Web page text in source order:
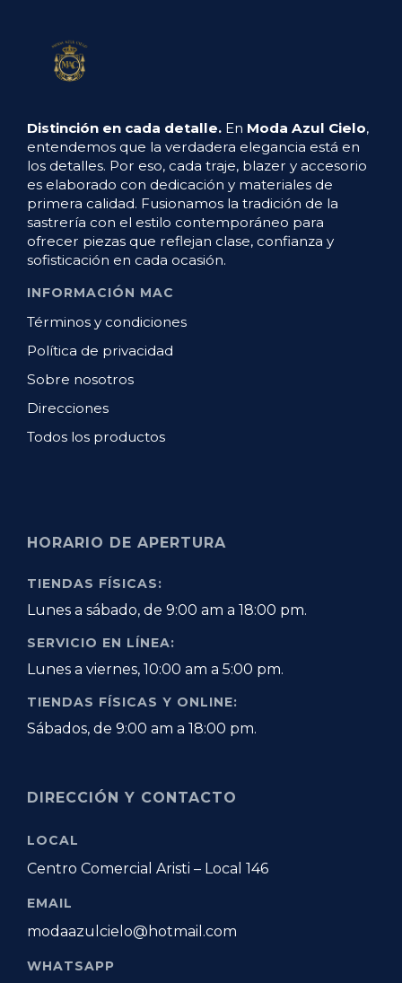
Distinción en cada detalle. En Moda Azul Cielo,
entendemos que la verdadera elegancia está en
los detalles. Por eso, cada traje, blazer y accesorio
es elaborado con dedicación y materiales de
primera calidad. Fusionamos la tradición de la
sastrería con el estilo contemporáneo para
ofrecer piezas que reflejan clase, confianza y
sofisticación en cada ocasión.
INFORMACIÓN MAC
Términos y condiciones
Política de privacidad
Sobre nosotros
Direcciones
Todos los productos
HORARIO DE APERTURA
TIENDAS FÍSICAS:
Lunes a sábado, de 9:00 am a 18:00 pm.
SERVICIO EN LÍNEA:
Lunes a viernes, 10:00 am a 5:00 pm.
TIENDAS FÍSICAS Y ONLINE:
Sábados, de 9:00 am a 18:00 pm.
DIRECCIÓN Y CONTACTO
LOCAL
Centro Comercial Aristi – Local 146
EMAIL
modaazulcielo@hotmail.com
WHATSAPP